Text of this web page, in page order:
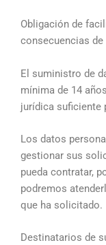
Obligación de
consecuencias de
El suministro de
mínima de 14
jurídica suficiente
Los datos
gestionar sus
pueda contratar,
podremos
que ha solicitado.
Destinatarios de